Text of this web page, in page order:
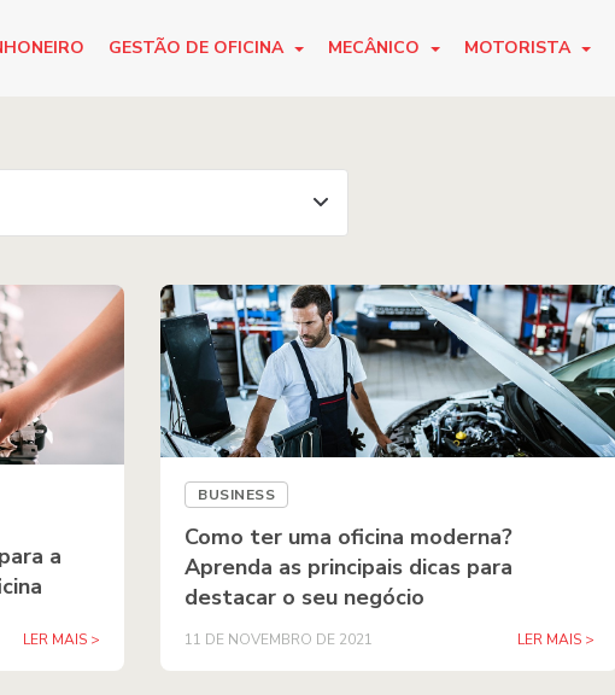
GESTÃO DE OFICINA MECÂNICO MOTORISTA
a
LER MAIS >
BUSINESS
Como ter uma oficina moderna?
Aprenda as principais dicas para
destacar o seu negócio
11 DE NOVEMBRO DE 2021 LER MAIS >